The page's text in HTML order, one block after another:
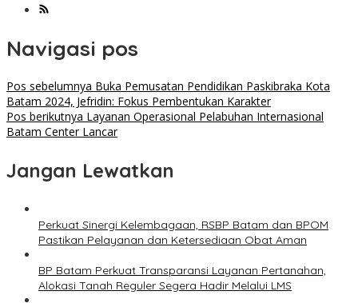
Navigasi pos
Pos sebelumnya Buka Pemusatan Pendidikan Paskibraka Kota
Batam 2024, Jefridin: Fokus Pembentukan Karakter
Pos berikutnya Layanan Operasional Pelabuhan Internasional
Batam Center Lancar
Jangan Lewatkan
Perkuat Sinergi Kelembagaan, RSBP Batam dan BPOM
Pastikan Pelayanan dan Ketersediaan Obat Aman
BP Batam Perkuat Transparansi Layanan Pertanahan,
Alokasi Tanah Reguler Segera Hadir Melalui LMS